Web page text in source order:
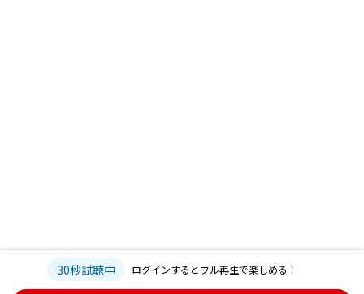
30秒試聴中 ログインするとフル再生で楽しめる！